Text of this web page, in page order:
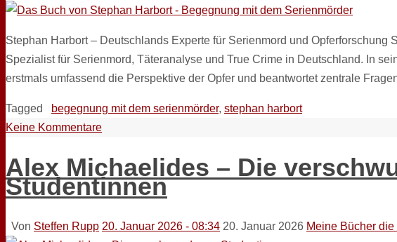
Stephan Harbort – Deutschlands Experte für Serienmord und Opferforschung
Spezialist für Serienmord, Täteranalyse und True Crime in Deutschland. In
erstmals umfassend die Perspektive der Opfer und beantwortet zentrale
Tagged begegnung mit dem serienmörder, stephan harbort
Keine Kommentare
Alex Michaelides – Die
Studentinnen
Von Steffen Rupp 20. Januar 2026 - 08:34 20. Januar 2026 Meine Bücher